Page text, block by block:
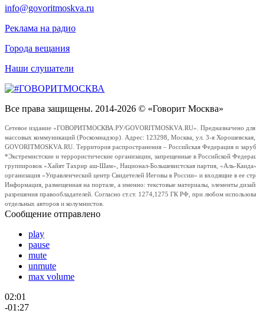
info@govoritmoskva.ru
Реклама на радио
Города вещания
Наши слушатели
Все права защищены. 2014-2026 © «Говорит Москва»
Сетевое издание «ГОВОРИТМОСКВА.РУ/GOVORITMOSKVA.RU». Предназначено для
массовых коммуникаций (Роскомнадзор). Адрес: 123298, Москва, ул. 3-я
GOVORITMOSKVA.RU. Территория распространения – Российская Федерация и
*Экстремистские и террористические организации, запрещенные в Российской
группировок «Хайят Тахрир аш-Шам», Национал-Большевистская партия, «Аль-
организация «Управленческий центр Свидетелей Иеговы в России» и входящие в ее
Информация, размещенная на портале, а именно: текстовые материалы, элементы
разрешения правообладателей. Согласно ст.ст. 1274,1275 ГК РФ, при любом
отдельных авторов и колумнистов.
Сообщение отправлено
play
pause
mute
unmute
max volume
02:01
-01:27